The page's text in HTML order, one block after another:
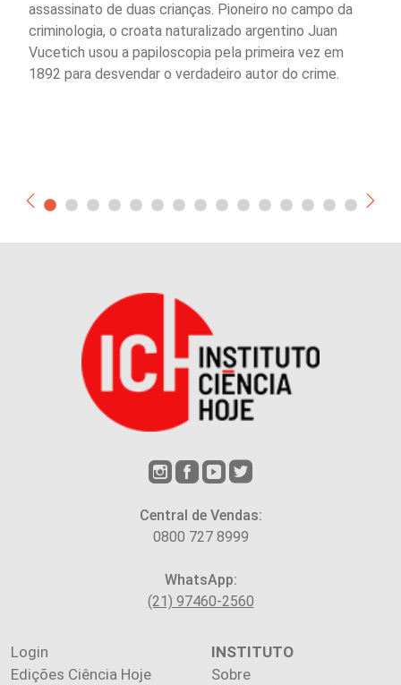
assassinato de duas crianças. Pioneiro no campo da
criminologia, o croata naturalizado argentino Juan
Vucetich usou a papiloscopia pela primeira vez em
1892 para desvendar o verdadeiro autor do crime.
Central de Vendas:
0800 727 8999
WhatsApp:
(21) 97460-2560
Login
Edições Ciência Hoje
INSTITUTO
Sobre